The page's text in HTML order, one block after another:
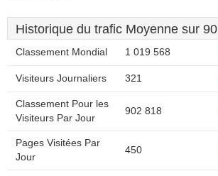
Historique du trafic Moyenne sur
Classement Mondial 1 019 568
Visiteurs Journaliers 321
Classement Pour les
Visiteurs Par Jour
902 818
Pages Visitées Par
Jour
450